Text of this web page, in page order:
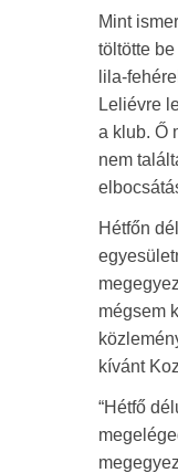
Mint
töltötte
lila-
Leliévre
a klub. Ő
nem
Hétfőn
mégsem
kívánt
“Hétfő